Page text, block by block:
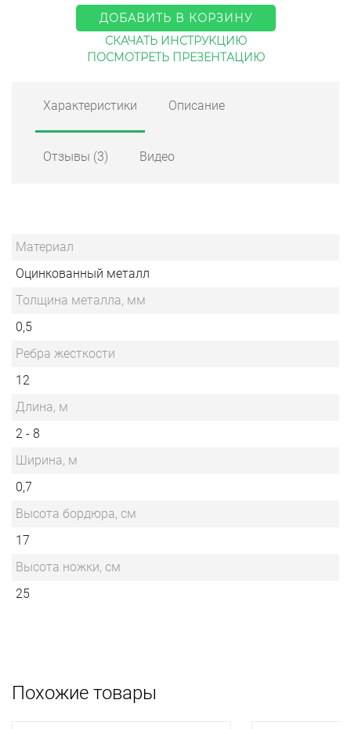
ДОБАВИТЬ В КОРЗИНУ
СКАЧАТЬ ИНСТРУКЦИЮ
ПОСМОТРЕТЬ ПРЕЗЕНТАЦИЮ
Характеристики Описание
Отзывы (3) Видео
Материал
Оцинкованный металл
Толщина металла, мм
0,5
Ребра жесткости
12
Длина, м
2 - 8
Ширина, м
0,7
Высота бордюра, см
17
Высота ножки, см
25
Похожие товары